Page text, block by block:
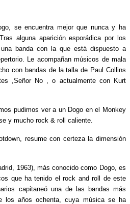
se encuentra mejor que nunca y ha
alguna aparición esporádica por los
banda con la que está dispuesto a
Le acompañan músicos de mala
con bandas de la talla de Paul Collins
,Señor No , o actualmente con Kurt
pudimos ver a un Dogo en el Monkey
y mucho rock & roll caliente.
resume con certeza la dimensión
1963), más conocido como Dogo, es
que ha tenido el rock and roll de este
capitaneó una de las bandas más
los años ochenta, cuya música se ha